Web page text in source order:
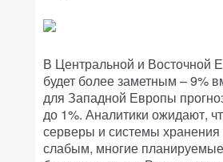
В Центральной и Восточной
будет более заметным – 9%
для Западной Европы
до 1%. Аналитики ожидают,
серверы и системы хранения
слабым, многие